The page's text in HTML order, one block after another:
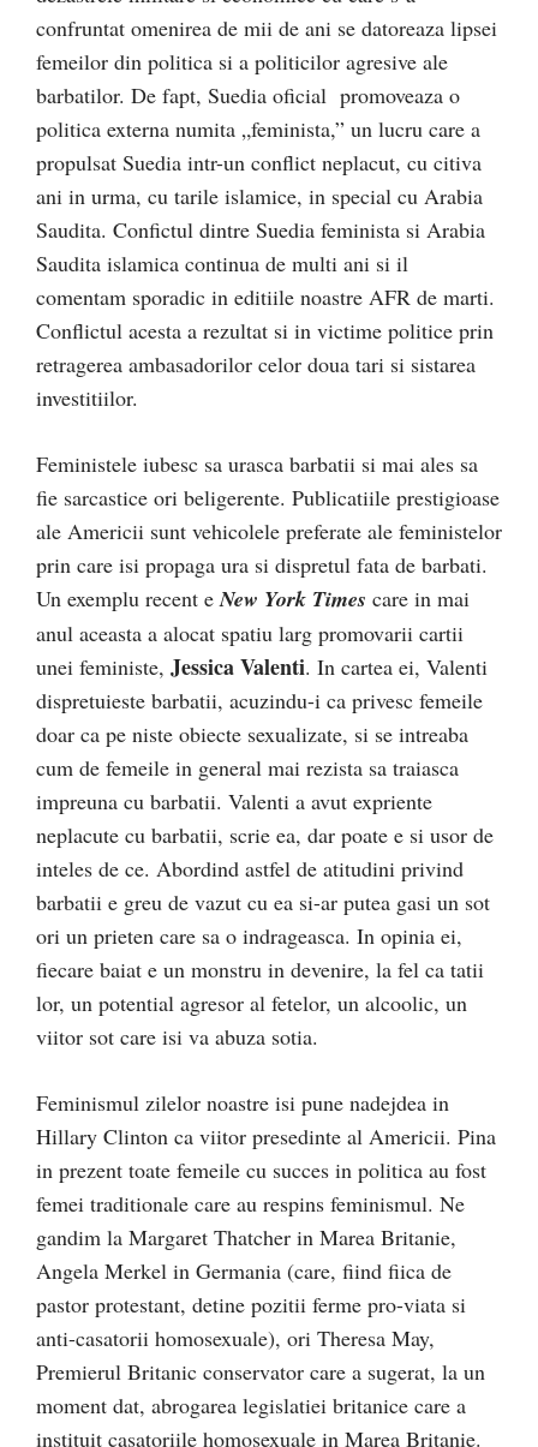
confruntat omenirea de mii de ani se datoreaza lipsei
femeilor din politica si a politicilor agresive ale
barbatilor. De fapt, Suedia oficial promoveaza o
politica externa numita „feminista,” un lucru care a
propulsat Suedia intr-un conflict neplacut, cu citiva
ani in urma, cu tarile islamice, in special cu Arabia
Saudita. Confictul dintre Suedia feminista si Arabia
Saudita islamica continua de multi ani si il
comentam sporadic in editiile noastre AFR de marti.
Conflictul acesta a rezultat si in victime politice prin
retragerea ambasadorilor celor doua tari si sistarea
investitiilor.
Feministele iubesc sa urasca barbatii si mai ales sa
fie sarcastice ori beligerente. Publicatiile prestigioase
ale Americii sunt vehicolele preferate ale feministelor
prin care isi propaga ura si dispretul fata de barbati.
Un exemplu recent eNew York Times care in mai
anul aceasta a alocat spatiu larg promovarii cartii
unei feministe, Jessica Valenti. In cartea ei, Valenti
dispretuieste barbatii, acuzindu-i ca privesc femeile
doar ca pe niste obiecte sexualizate, si se intreaba
cum de femeile in general mai rezista sa traiasca
impreuna cu barbatii. Valenti a avut expriente
neplacute cu barbatii, scrie ea, dar poate e si usor de
inteles de ce. Abordind astfel de atitudini privind
barbatii e greu de vazut cu ea si-ar putea gasi un sot
ori un prieten care sa o indrageasca. In opinia ei,
fiecare baiat e un monstru in devenire, la fel ca tatii
lor, un potential agresor al fetelor, un alcoolic, un
viitor sot care isi va abuza sotia.
Feminismul zilelor noastre isi pune nadejdea in
Hillary Clinton ca viitor presedinte al Americii. Pina
in prezent toate femeile cu succes in politica au fost
femei traditionale care au respins feminismul. Ne
gandim la Margaret Thatcher in Marea Britanie,
Angela Merkel in Germania (care, fiind fiica de
pastor protestant, detine pozitii ferme pro-viata si
anti-casatorii homosexuale), ori Theresa May,
Premierul Britanic conservator care a sugerat, la un
moment dat, abrogarea legislatiei britanice care a
instituit casatoriile homosexuale in Marea Britanie.